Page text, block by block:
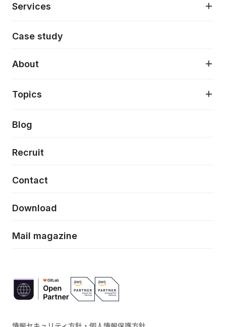
Services
AI駆動開発支援
モダナイゼーション
特徴量エンジニアリングと生成AI
フロントエンド開発
Case study
About
About
Topics
Press release
News
Event/Seminer
Blog
Recruit
Contact
Download
Mail magazine